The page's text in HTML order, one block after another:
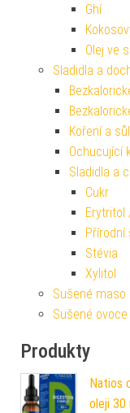
Ghí
Olej ve
Sladidla a
Koření a sůl
Ochucující
Sladidla a
Cukr
Erytritol
Přírodní
Stévia
Xylitol
Sušené maso
Sušené ovoce
Produkty
Natios
oleji 30